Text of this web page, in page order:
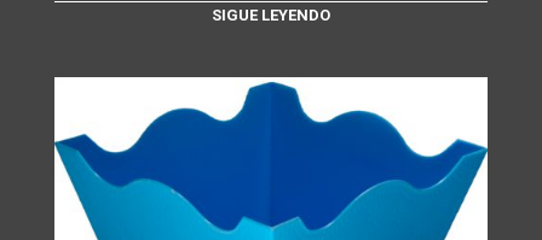
SIGUE LEYENDO